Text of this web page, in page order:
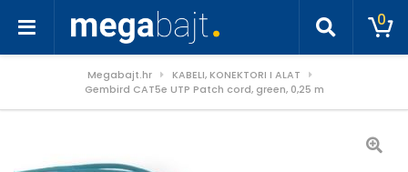
0
Megabajt.hr
KABELI, KONEKTORI I ALAT
Gembird CAT5e UTP Patch cord, green, 0,25 m